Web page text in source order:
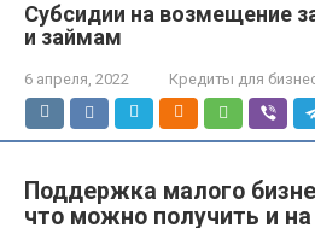
Субсидии на возмещение
и займам
6 апреля, 2022 Кредиты для
Поддержка малого
что можно получить и